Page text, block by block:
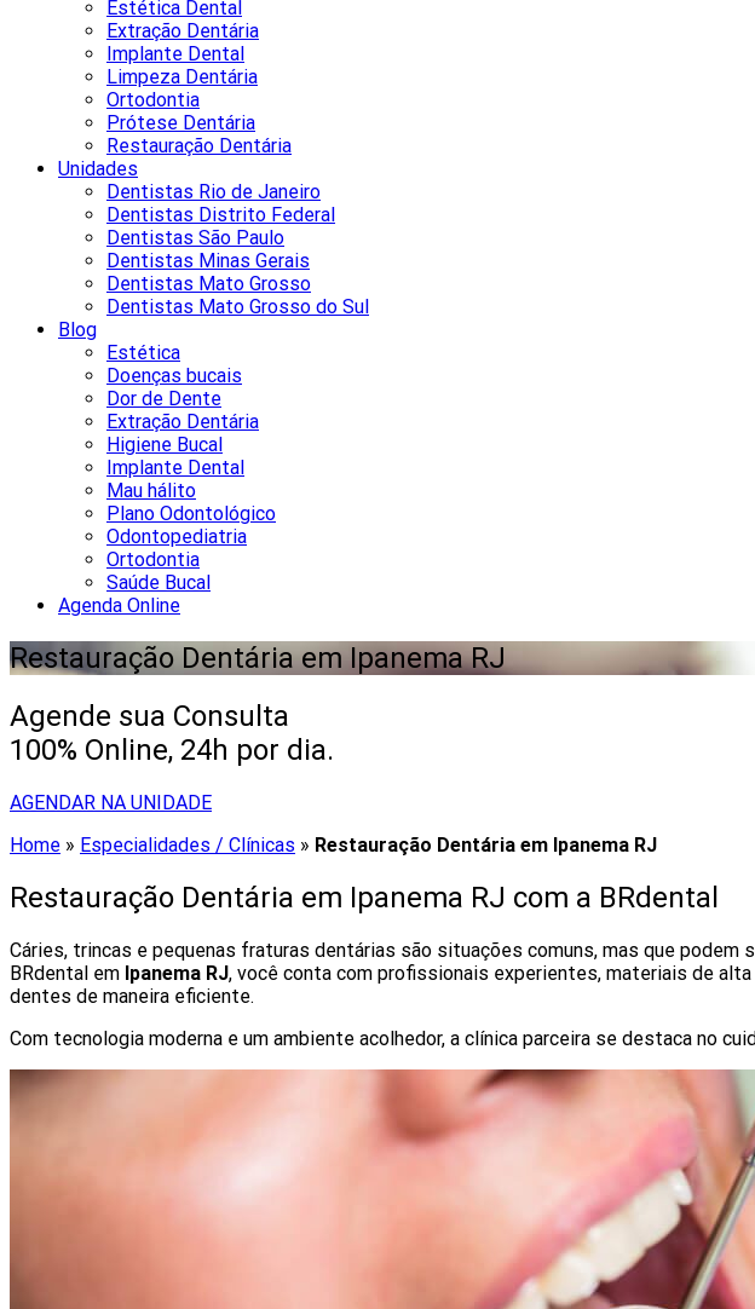
Estética Dental
Extração Dentária
Implante Dental
Limpeza Dentária
Ortodontia
Prótese Dentária
Restauração Dentária
Unidades
Dentistas Rio de Janeiro
Dentistas Distrito Federal
Dentistas São Paulo
Dentistas Minas Gerais
Dentistas Mato Grosso
Dentistas Mato Grosso do Sul
Blog
Estética
Doenças bucais
Dor de Dente
Extração Dentária
Higiene Bucal
Implante Dental
Mau hálito
Plano Odontológico
Odontopediatria
Ortodontia
Saúde Bucal
Agenda Online
Restauração Dentária em Ipanema RJ
Agende sua Consulta
100% Online, 24h por dia.
AGENDAR NA UNIDADE
Home » Especialidades / Clínicas » Restauração Dentária em Ipanema RJ
Restauração Dentária em Ipanema RJ com a BRdental
Cáries, trincas e pequenas fraturas dentárias são situações comuns, mas que podem
BRdental em Ipanema RJ, você conta com profissionais experientes, materiais de
dentes de maneira eficiente.
Com tecnologia moderna e um ambiente acolhedor, a clínica parceira se destaca no